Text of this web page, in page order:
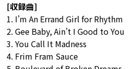
[収録曲]
1. I’m An Errand Girl for Rhythm
2. Gee Baby, Ain’t I Good to You
3. You Call It Madness
4. Frim Fram Sauce